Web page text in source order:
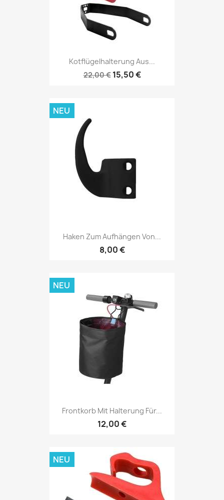
Kotflügelhalterung Aus...
22,00 € 15,50 €
Haken Zum Aufhängen Von...
8,00 €
NEU
Frontkorb Mit Halterung Für...
12,00 €
NEU
NEU